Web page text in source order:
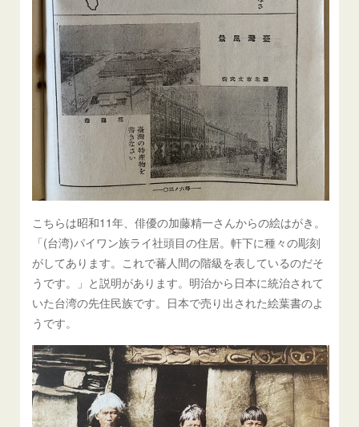
こちらは昭和11年、俳優の加藤精一さんからの絵はがき。
「(台湾)パイワン族ライ社頭目の住居。軒下に種々の彫刻
がしてあります。これで蕃人間の階級を表しているのだそ
うです。」と説明があります。明治から日本に統治されて
いた台湾の先住民族です。日本で売り出された絵葉書のよ
うです。